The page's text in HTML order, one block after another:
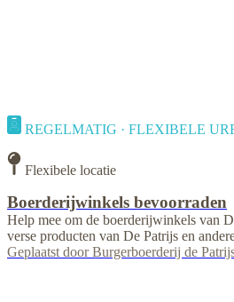
REGELMATIG · FLEXIBELE
Flexibele locatie
Boerderijwinkels bevoorraden
Help mee om de boerderijwinkels van
verse producten van De Patrijs en
Geplaatst door Burgerboerderij de